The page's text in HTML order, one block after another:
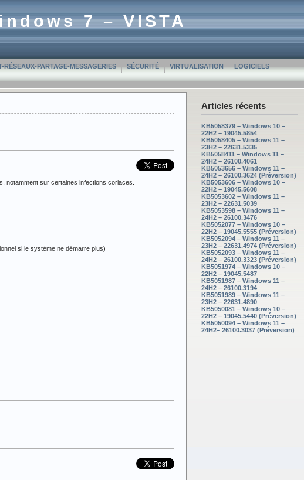
7 – VISTA
RÉSEAUX-PARTAGE-MESSAGERIES SÉCURITÉ VIRTUALISATION LOGICIELS
Articles récents
KB5058379 – Windows 10 –
22H2 – 19045.5854
KB5058405 – Windows 11 –
23H2 – 22631.5335
KB5058411 – Windows 11 –
24H2 – 26100.4061
KB5053656 – Windows 11 –
24H2 – 26100.3624 (Préversion)
KB5053606 – Windows 10 –
22H2 – 19045.5608
KB5053602 – Windows 11 –
23H2 – 22631.5039
KB5053598 – Windows 11 –
24H2 – 26100.3476
KB5052077 – Windows 10 –
22H2 – 19045.5555 (Préversion)
KB5052094 – Windows 11 –
23H2 – 22631.4974 (Préversion)
KB5052093 – Windows 11 –
24H2 – 26100.3323 (Préversion)
KB5051974 – Windows 10 –
22H2 – 19045.5487
KB5051987 – Windows 11 –
24H2 – 26100.3194
KB5051989 – Windows 11 –
23H2 – 22631.4890
KB5050081 – Windows 10 –
22H2 – 19045.5440 (Préversion)
KB5050094 – Windows 11 –
24H2– 26100.3037 (Préversion)
notamment sur certaines infections coriaces.
si le système ne démarre plus)